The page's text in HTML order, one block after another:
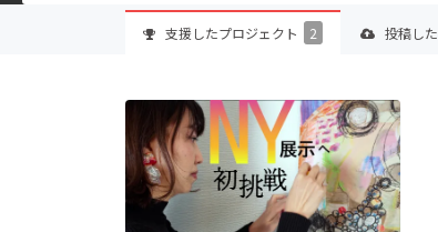
支援したプロジェクト 2 投稿した